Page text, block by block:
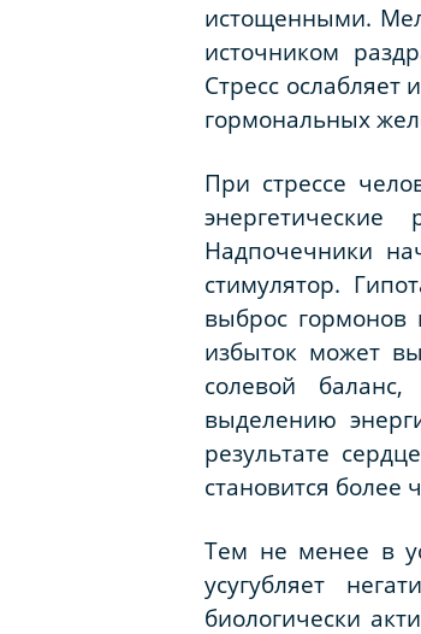
истощенными.
источником
Стресс
гормональных
При стрессе
Надпочечники
стимулятор.
выброс гормонов
избыток может
солевой
выделению
результате
становится
Тем не менее в
усугубляет
биологически